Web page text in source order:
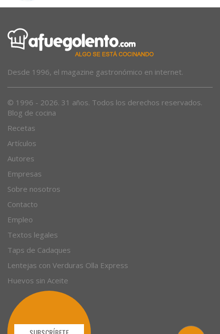
Desde 1996, el magazine gastronómico en internet.
© 1996 - 2026. 31 años. Todos los derechos reservados.
Blog de cocina
Recetas
Artículos
Autores
Empresas
Sobre nosotros
Contacto
Empleo
Textos legales
Taps de Cadaques
Lentejas con Verduras Olla Express
Huevos sin Aceite